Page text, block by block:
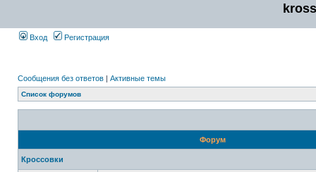
Вход Регистрация
Сообщения без ответов | Активные темы
Список форумов
Форум
Кроссовки